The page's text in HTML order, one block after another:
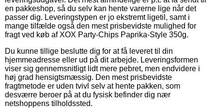
en pakkeshop, så du selv kan hente varerne lige når det
passer dig. Leveringstypen er jo ekstremt ligetil, samt i
mange tilfælde også den mest prisbevidste mulighed for
fragt ved køb af XOX Party-Chips Paprika-Style 350g.
Du kunne tillige beslutte dig for at få leveret til din
hjemmeadresse eller ud på dit arbejde. Leveringsformen
viser sig gennemsnitligt lidt mere pebret, men endvidere i
høj grad hensigtsmæssig. Den mest prisbevidste
fragtmetode er uden tvivl selv at hente pakken, som
desværre beroer på at du fysisk befinder dig nær
netshoppens tilholdssted.